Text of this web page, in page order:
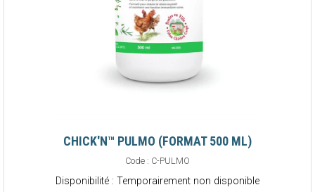
CHICK'N™ PULMO (FORMAT 500 ML)
Code : C-PULMO
Disponibilité : Temporairement non disponible